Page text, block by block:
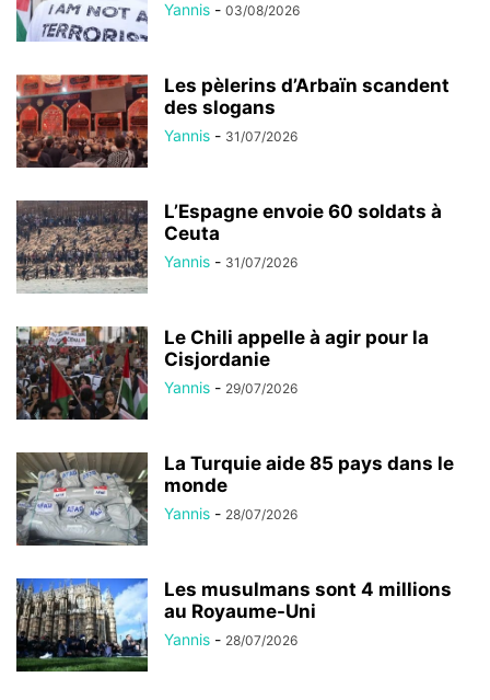
Yannis - 03/08/2026
Les pèlerins d’Arbaïn scandent
des slogans
Yannis - 31/07/2026
L’Espagne envoie 60 soldats à
Ceuta
Yannis - 31/07/2026
Le Chili appelle à agir pour la
Cisjordanie
Yannis - 29/07/2026
La Turquie aide 85 pays dans le
monde
Yannis - 28/07/2026
Les musulmans sont 4 millions
au Royaume-Uni
Yannis - 28/07/2026